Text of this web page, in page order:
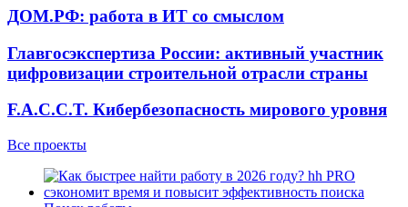
ДОМ.РФ: работа в ИТ со смыслом
Главгосэкспертиза России: активный участник
цифровизации строительной отрасли страны
F.A.C.C.T. Кибербезопасность мирового уровня
Все проекты